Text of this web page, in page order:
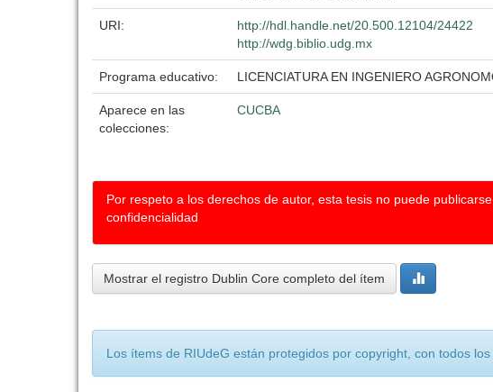
URI:
http://hdl.handle.net/20.500.12104/24422
http://wdg.biblio.udg.mx
Programa educativo: LICENCIATURA EN INGENIERO
Aparece en las
colecciones:
CUCBA
Por respeto a los derechos de autor, esta tesis no puede
confidencialidad
Mostrar el registro Dublin Core completo del ítem
Los ítems de RIUdeG están protegidos por copyright, con todos